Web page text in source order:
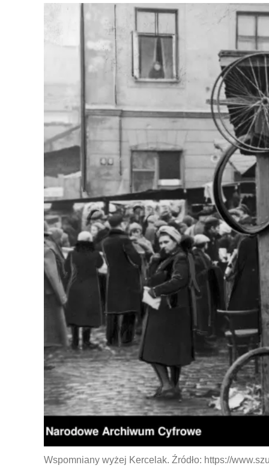
Wspomniany wyżej Kercelak. Źródło: https://